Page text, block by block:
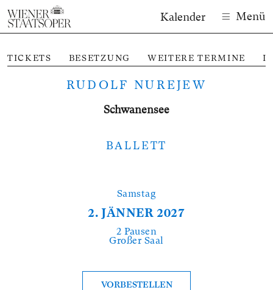
Kalender Menü
TICKETS BESETZUNG WEITERE TERMINE
RUDOLF NUREJEW
Schwanen­see
BALLETT
Samstag
2. JÄNNER 2027
2 Pausen
Großer Saal
VORBESTELLEN